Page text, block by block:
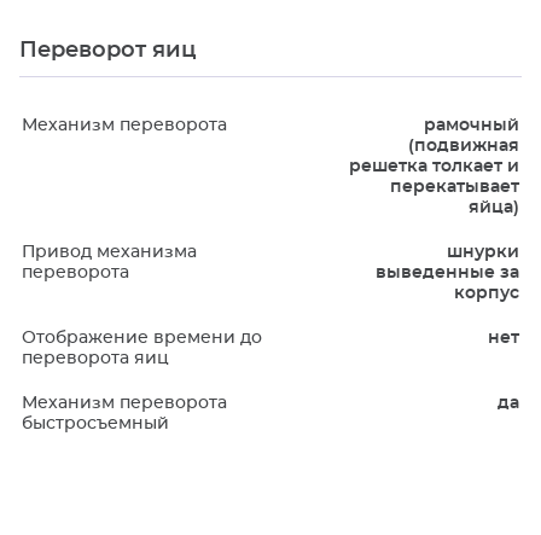
Переворот яиц
Механизм переворота
рамочный
(подвижная
решетка толкает и
перекатывает
яйца)
Привод механизма
переворота
шнурки
выведенные за
корпус
Отображение времени до
переворота яиц
нет
Механизм переворота
быстросъемный
да